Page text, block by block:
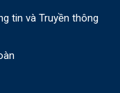
tin và Truyền thông